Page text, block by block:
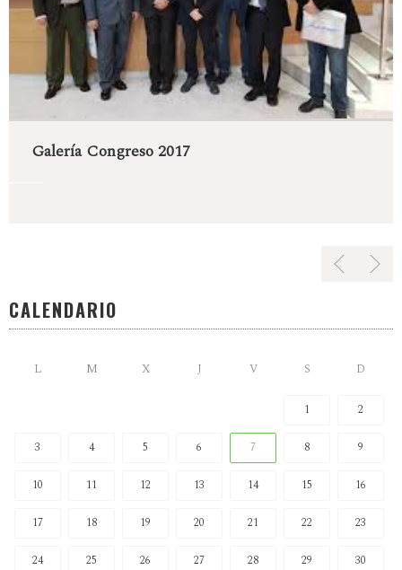
Galería Congreso 2017
CALENDARIO
L M X J V S D
1 2
3 4 5 6 7 8 9
10 11 12 13 14 15 16
17 18 19 20 21 22 23
24 25 26 27 28 29 30